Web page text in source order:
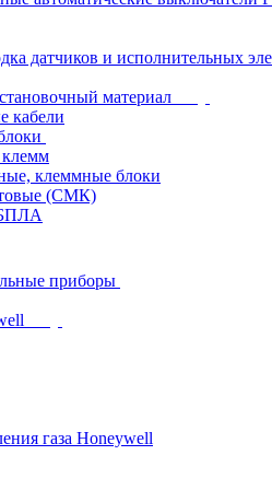
датчиков и исполнительных
материал
кабели
клемм
клеммные блоки
(СМК)
приборы
газа Honeywell